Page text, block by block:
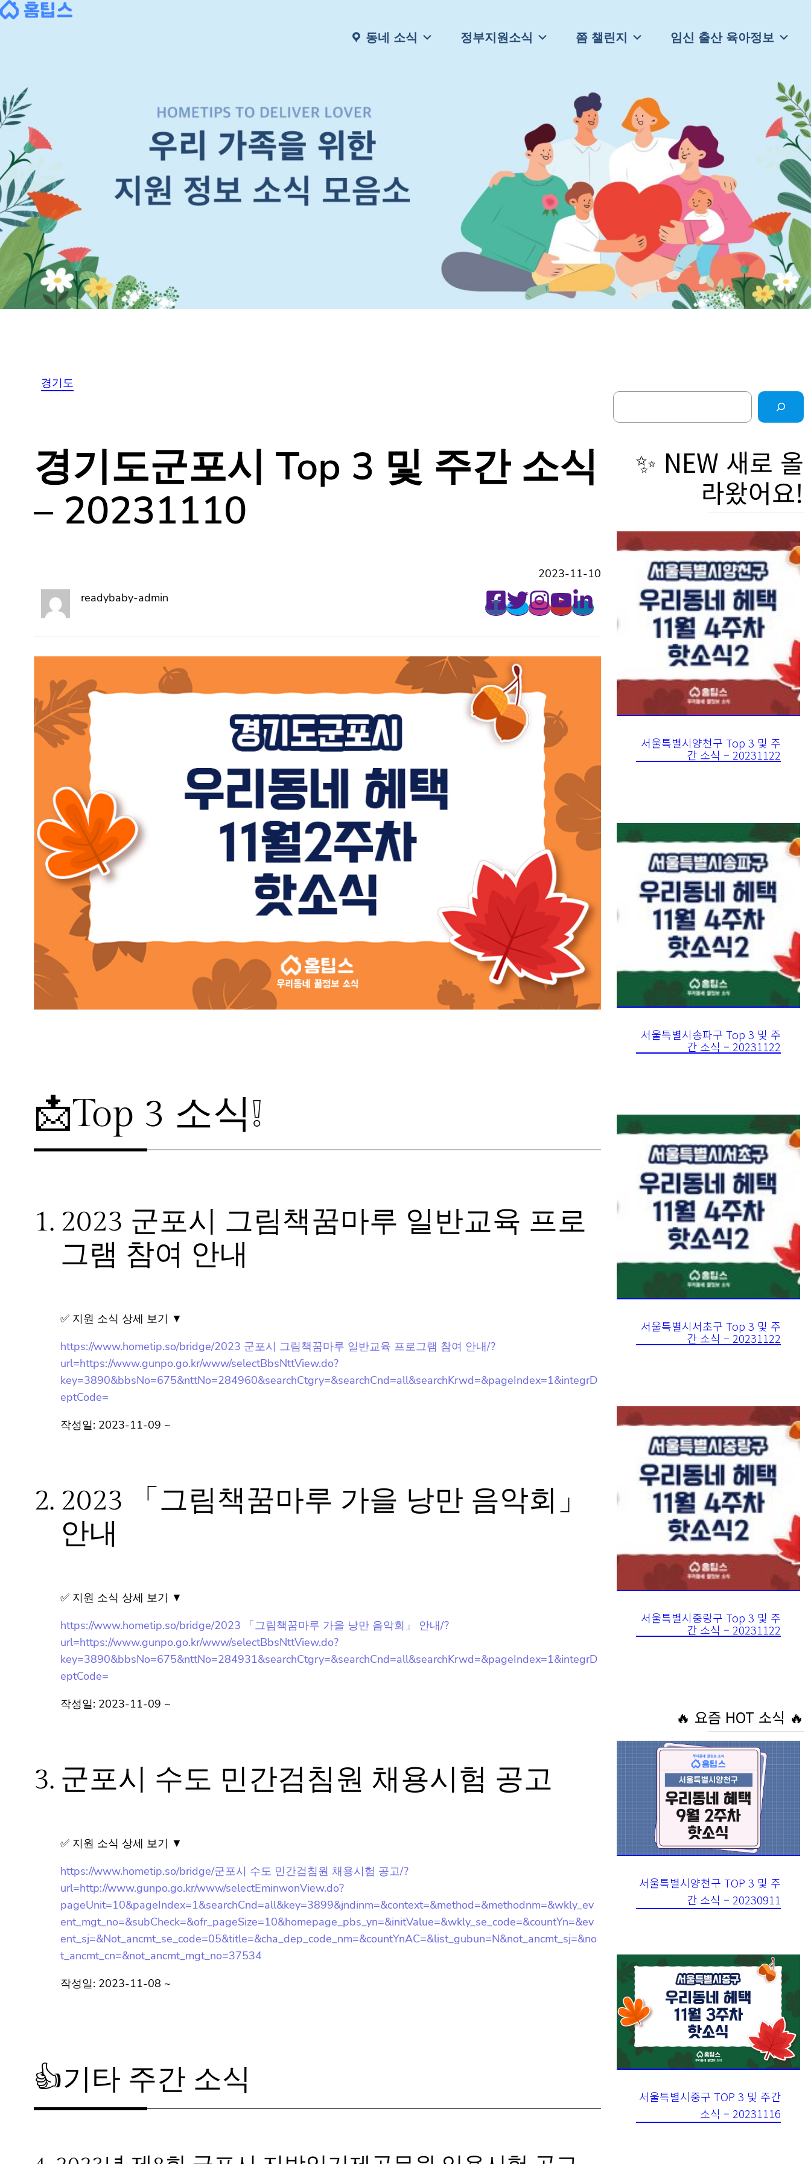
Skip
동네 소식 정부지원소식 쯤 챌린지 임신 출산 육아정보
경기도
경기도군포시 Top 3 및 주간 소
식 – 20231110
2023-11-10
readybaby-admin
📩Top 3 소식❕
1. 2023 군포시 그림책꿈마루 일반교육 프로
그램 참여 안내
✅ 지원 소식 상세 보기 ▼
https://www.hometip.so/bridge/2023 군포시 그림책꿈마루 일반교육 프로그램 참여 안내/?
url=https://www.gunpo.go.kr/www/selectBbsNttView.do?
key=3890&bbsNo=675&nttNo=284960&searchCtgry=&searchCnd=all&searchKrwd=&pageIndex=1&integr
DeptCode=
작성일: 2023-11-09 ~
2. 2023 「그림책꿈마루 가을 낭만 음악회」
안내
✅ 지원 소식 상세 보기 ▼
https://www.hometip.so/bridge/2023 「그림책꿈마루 가을 낭만 음악회」 안내/?
url=https://www.gunpo.go.kr/www/selectBbsNttView.do?
key=3890&bbsNo=675&nttNo=284931&searchCtgry=&searchCnd=all&searchKrwd=&pageIndex=1&integr
DeptCode=
작성일: 2023-11-09 ~
3. 군포시 수도 민간검침원 채용시험 공고
✅ 지원 소식 상세 보기 ▼
https://www.hometip.so/bridge/군포시 수도 민간검침원 채용시험 공고/?
url=http://www.gunpo.go.kr/www/selectEminwonView.do?
pageUnit=10&pageIndex=1&searchCnd=all&key=3899&jndinm=&context=&method=&methodnm=&wkly_e
vent_mgt_no=&subCheck=&ofr_pageSize=10&homepage_pbs_yn=&initValue=&wkly_se_code=&countYn=&
event_sj=&Not_ancmt_se_code=05&title=&cha_dep_code_nm=&countYnAC=&list_gubun=N&not_ancmt_sj=
&not_ancmt_cn=&not_ancmt_mgt_no=37534
작성일: 2023-11-08 ~
👍기타 주간 소식
4. 2023년 제8회 군포시 지방임기제공무원 임용시험 공고
Search
✨ NEW 새로 올
라왔어요!
서울특별시양천구 Top 3 및 주
간 소식 – 20231122
서울특별시송파구 Top 3 및 주
간 소식 – 20231122
간 소식 – 20231122
간 소식 – 20231122
간 소식 – 20230911
소식 – 20231116
다양한 주거, 생활, 보건 관련 소식부터
채용정보, 고시공고등
자주 묻는 질문들
오늘 하루 동안 보지 않을래요.